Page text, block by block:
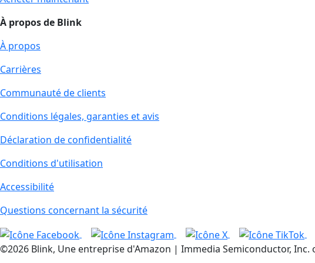
À propos de Blink
À propos
Carrières
Communauté de clients
Conditions légales, garanties et avis
Déclaration de confidentialité
Conditions d'utilisation
Accessibilité
Questions concernant la sécurité
©2026 Blink, Une entreprise d'Amazon | Immedia Semiconductor, Inc.